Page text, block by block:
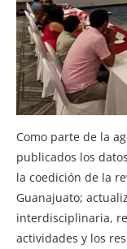
Como parte de la
publicados los
la coedición de la
Guanajuato;
interdisciplinaria,
actividades y los